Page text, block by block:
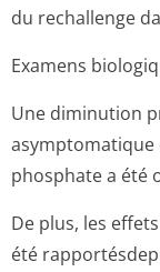
du rechallenge
Examens
Une diminution
asymptomatique
phosphate a été
De plus, les
été